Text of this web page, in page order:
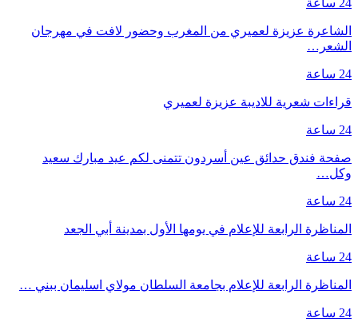
الشاعرة عزيزة لعميري من المغرب وحضور لافت في مهرجان
الشعر…
24 ساعة
قراءات شعرية للاديبة عزيزة لعميري
24 ساعة
صفحة فندق حدائق عين أسردون تتمنى لكم عيد مبارك سعيد
وكل…
24 ساعة
المناظرة الرابعة للإعلام في يومها الأول بمدينة أبي الجعد
24 ساعة
المناظرة الرابعة للإعلام بجامعة السلطان مولاي اسليمان ببني …
24 ساعة